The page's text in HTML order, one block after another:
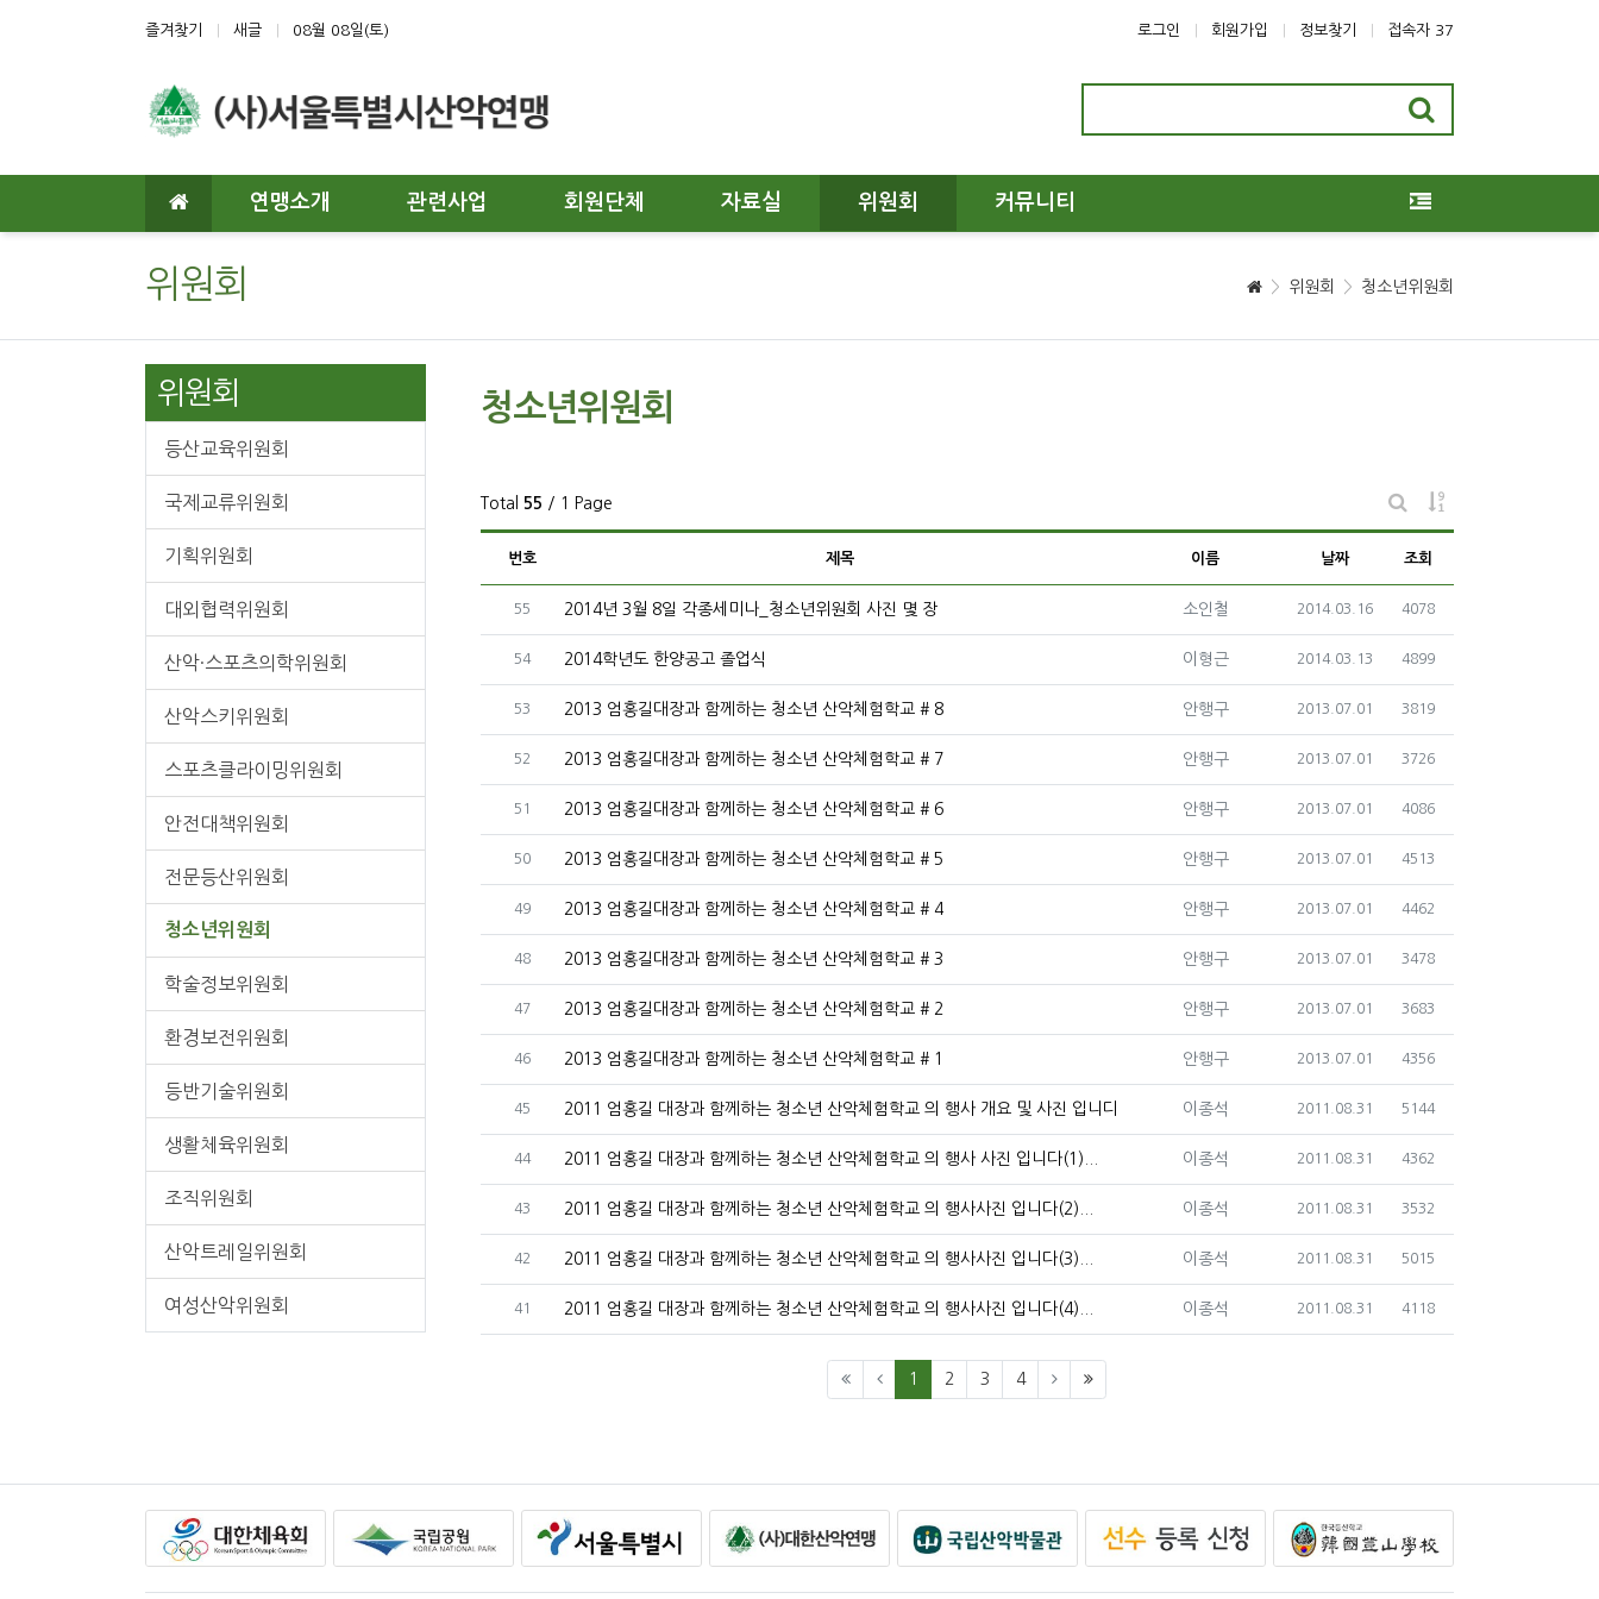
즐겨찾기 새글 08월 08일(토) 로그인 회원가입 정보찾기 접속자 37
연맹소개 관련사업 회원단체 자료실 위원회 커뮤니티
위원회 위원회 청소년위원회
청소년위원회
Total 55 / 1 Page
게시판 검색
게시물 정렬
번호 제목 이름 날짜 조회
번호
55 2014년 3월 8일 각종세미나_청소년위원회 사진 몇 장 등록자
소인철 등록일
2014.03.16 조회
4078
번호
54 2014학년도 한양공고 졸업식 등록자
이형근 등록일
2014.03.13 조회
4899
번호
53 2013 엄홍길대장과 함께하는 청소년 산악체험학교 # 8 등록자
안행구 등록일
2013.07.01 조회
3819
번호
52 2013 엄홍길대장과 함께하는 청소년 산악체험학교 # 7 등록자
안행구 등록일
2013.07.01 조회
3726
번호
51 2013 엄홍길대장과 함께하는 청소년 산악체험학교 # 6 등록자
안행구 등록일
2013.07.01 조회
4086
번호
50 2013 엄홍길대장과 함께하는 청소년 산악체험학교 # 5 등록자
안행구 등록일
2013.07.01 조회
4513
번호
49 2013 엄홍길대장과 함께하는 청소년 산악체험학교 # 4 등록자
안행구 등록일
2013.07.01 조회
4462
번호
48 2013 엄홍길대장과 함께하는 청소년 산악체험학교 # 3 등록자
안행구 등록일
2013.07.01 조회
3478
번호
47 2013 엄홍길대장과 함께하는 청소년 산악체험학교 # 2 등록자
안행구 등록일
2013.07.01 조회
3683
번호
46 2013 엄홍길대장과 함께하는 청소년 산악체험학교 # 1 등록자
안행구 등록일
2013.07.01 조회
4356
번호
45 2011 엄홍길 대장과 함께하는 청소년 산악체험학교 의 행사 개요 및 사진 입니다... 등록자
이종석 등록일
2011.08.31 조회
5144
번호
44 2011 엄홍길 대장과 함께하는 청소년 산악체험학교 의 행사 사진 입니다(1)... 등록자
이종석 등록일
2011.08.31 조회
4362
번호
43 2011 엄홍길 대장과 함께하는 청소년 산악체험학교 의 행사사진 입니다(2)... 등록자
이종석 등록일
2011.08.31 조회
3532
번호
42 2011 엄홍길 대장과 함께하는 청소년 산악체험학교 의 행사사진 입니다(3)... 등록자
이종석 등록일
2011.08.31 조회
5015
번호
41 2011 엄홍길 대장과 함께하는 청소년 산악체험학교 의 행사사진 입니다(4)... 등록자
이종석 등록일
2011.08.31 조회
4118
1 (current)
2 3 4
위원회
등산교육위원회
국제교류위원회
기획위원회
대외협력위원회
산악·스포츠의학위원회
산악스키위원회
스포츠클라이밍위원회
안전대책위원회
전문등산위원회
청소년위원회
학술정보위원회
환경보전위원회
등반기술위원회
생활체육위원회
조직위원회
산악트레일위원회
여성산악위원회